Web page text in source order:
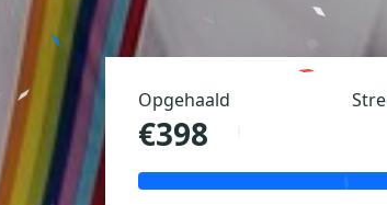
Opgehaald
€398